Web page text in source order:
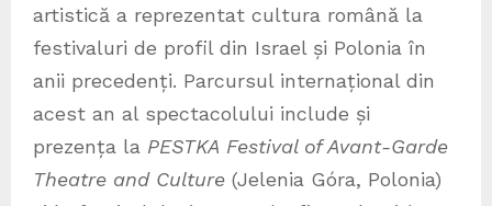
artistică a reprezentat cultura română la
festivaluri de profil din Israel și Polonia în
anii precedenți. Parcursul internațional din
acest an al spectacolului include și
prezența la PESTKA Festival of Avant-Garde
Theatre and Culture (Jelenia Góra, Polonia)